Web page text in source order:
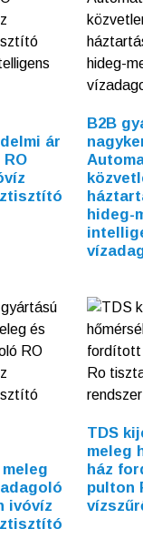
ár
B2B
hideg-
ivóvíz
TDS
meleg
ház
pulton